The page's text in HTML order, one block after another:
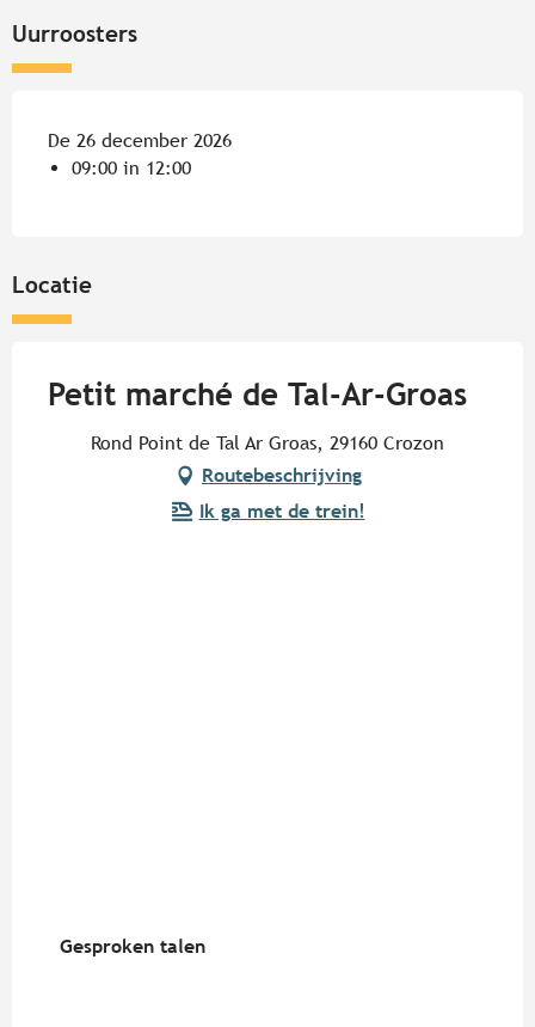
Uurroosters
De 26 december 2026
09:00 in 12:00
Locatie
Petit marché de Tal-Ar-Groas
Rond Point de Tal Ar Groas, 29160 Crozon
Routebeschrijving
Ik ga met de trein!
Gesproken talen
Gesproken talen